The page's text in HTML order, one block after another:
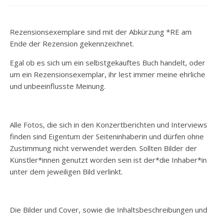
Rezensionsexemplare sind mit der Abkürzung *RE am
Ende der Rezension gekennzeichnet.
Egal ob es sich um ein selbstgekauftes Buch handelt, oder
um ein Rezensionsexemplar, ihr lest immer meine ehrliche
und unbeeinflusste Meinung.
Alle Fotos, die sich in den Konzertberichten und Interviews
finden sind Eigentum der Seiteninhaberin und dürfen ohne
Zustimmung nicht verwendet werden. Sollten Bilder der
Künstler*innen genutzt worden sein ist der*die Inhaber*in
unter dem jeweiligen Bild verlinkt.
Die Bilder und Cover, sowie die Inhaltsbeschreibungen und